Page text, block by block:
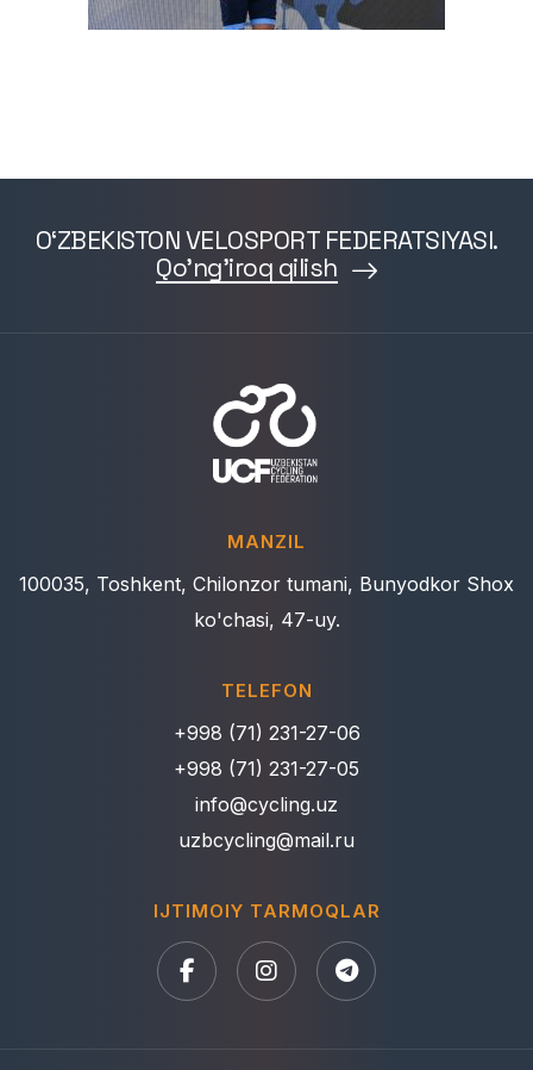
O‘ZBEKISTON VELOSPORT FEDERATSIYASI.
Qo'ng'iroq qilish
MANZIL
100035, Toshkent, Chilonzor tumani, Bunyodkor Shox
ko'chasi, 47-uy.
TELEFON
+998 (71) 231-27-06
+998 (71) 231-27-05
info@cycling.uz
uzbcycling@mail.ru
IJTIMOIY TARMOQLAR